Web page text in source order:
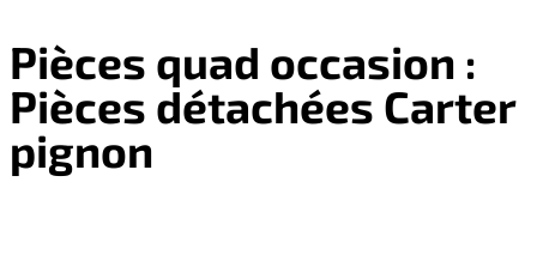
Pièces quad occasion :
Pièces détachées Carter
pignon